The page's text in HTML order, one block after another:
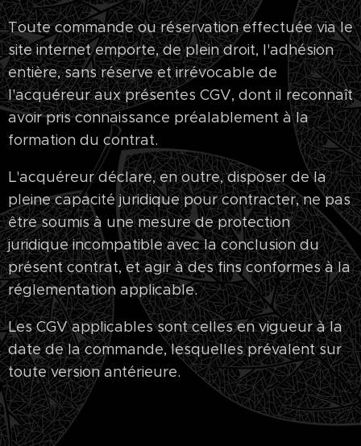
Toute commande ou réservation effectuée via le
site internet emporte, de plein droit, l'adhésion
entière, sans réserve et irrévocable de
l'acquéreur aux présentes CGV, dont il reconnaît
avoir pris connaissance préalablement à la
formation du contrat.
L'acquéreur déclare, en outre, disposer de la
pleine capacité juridique pour contracter, ne pas
être soumis à une mesure de protection
juridique incompatible avec la conclusion du
présent contrat, et agir à des fins conformes à la
réglementation applicable.
Les CGV applicables sont celles en vigueur à la
date de la commande, lesquelles prévalent sur
toute version antérieure.